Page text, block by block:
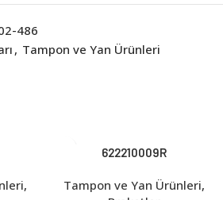
486
, Tampon ve Yan Ürünleri
,
622210009R
Tampon ve Yan Ürünleri,